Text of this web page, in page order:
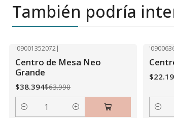
También podría
'09001352072|
Centro de Mesa Neo
Grande
$38.394$63.990
Cantidad